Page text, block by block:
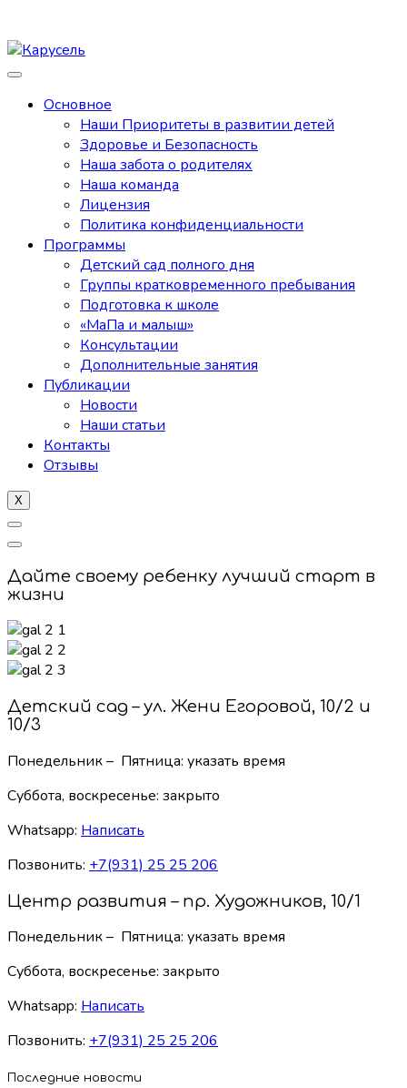
Основное
Наши Приоритеты в развитии детей
Здоровье и Безопасность
Наша забота о родителях
Наша команда
Лицензия
Политика конфиденциальности
Программы
Детский сад полного дня
Группы кратковременного пребывания
Подготовка к школе
«МаПа и малыш»
Консультации
Дополнительные занятия
Публикации
Новости
Наши статьи
Контакты
Отзывы
X
Дайте своему ребенку лучший старт в
жизни
Детский сад – ул. Жени Егоровой, 10/2 и
10/3
Понедельник – Пятница: указать время
Суббота, воскресенье: закрыто
Whatsapp: Написать
Позвонить: +7(931) 25 25 206
Центр развития – пр. Художников, 10/1
Понедельник – Пятница: указать время
Суббота, воскресенье: закрыто
Whatsapp: Написать
Позвонить: +7(931) 25 25 206
Последние новости